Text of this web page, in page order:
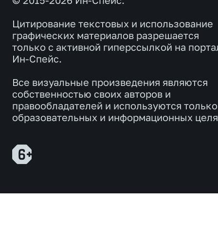
Цитирование текстовых и использование
графических материалов разрешается
только с активной гиперссылкой на
Ин-Спейс.
Все визуальные произведения являются
собственностью своих авторов и
правообладателей и используются
образовательных и информационных